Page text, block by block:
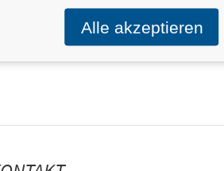
Alle akzeptieren